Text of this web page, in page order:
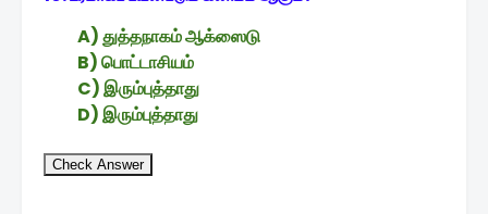
A) துத்தநாகம் ஆக்ஸைடு
B) பொட்டாசியம்
C) இரும்புத்தாது
D) இரும்புத்தாது
Check Answer